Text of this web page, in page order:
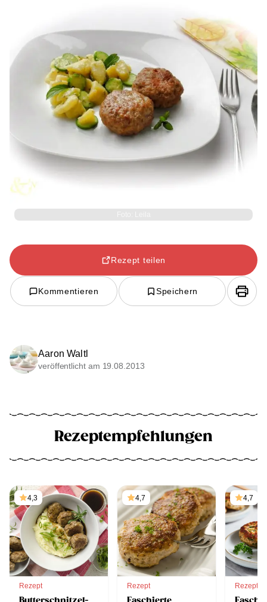
Rezept teilen
Kommentieren Speichern
Aaron Waltl
veröffentlicht am 19.08.2013
Rezeptempfehlungen
4,3
Rezept
4,7
Rezept
4,7
Rezept